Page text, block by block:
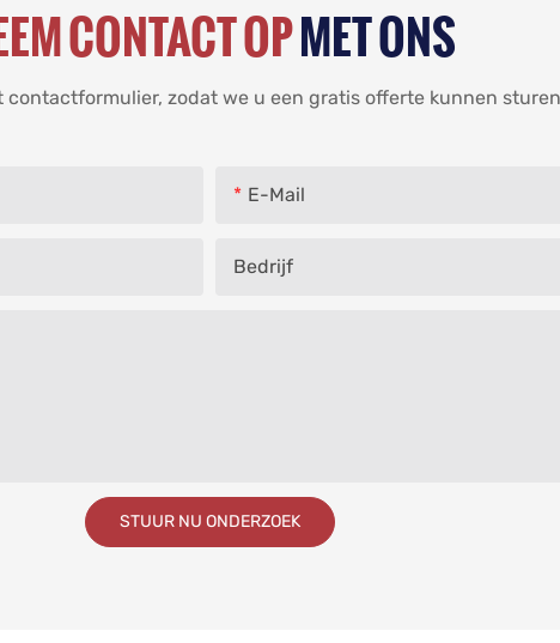
CONTACT OPMET ONS
zodat we u een gratis offerte kunnen
E-Mail
Bedrijf
STUUR NU ONDERZOEK